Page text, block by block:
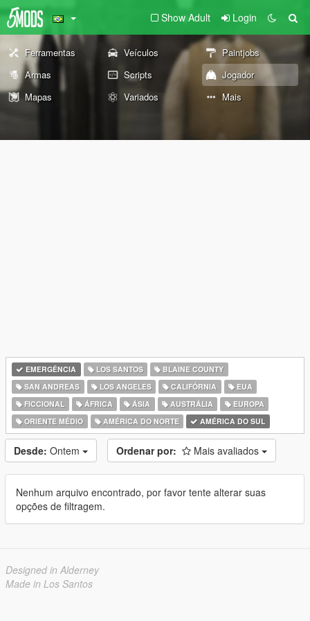
Show Adult Login
Ferramentas Veículos
Paintjobs
Armas
Scripts
Jogador
Mapas
Variados Mais
EMERGÊNCIA LOS SANTOS
BLAINE COUNTY
SAN ANDREAS
LOS ANGELES CALIFÓRNIA
EUA
FICCIONAL
ÁFRICA ÁSIA AUSTRÁLIA
EUROPA
ORIENTE MÉDIO
AMÉRICA DO NORTE AMÉRICA DO SUL
Desde: Ontem Ordenar por: Mais avaliados
Nenhum arquivo encontrado, por favor tente alterar suas
opções de filtragem.
Designed in Alderney
Made in Los Santos